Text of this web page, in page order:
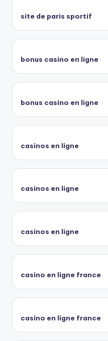
site de paris sportif
bonus casino en ligne
bonus casino en ligne
casinos en ligne
casinos en ligne
casinos en ligne
casino en ligne france
casino en ligne france